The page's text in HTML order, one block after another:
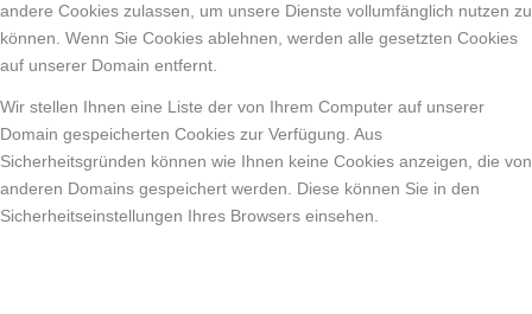
andere Cookies zulassen, um unsere Dienste vollumfänglich nutzen zu
können. Wenn Sie Cookies ablehnen, werden alle gesetzten Cookies
auf unserer Domain entfernt.
Wir stellen Ihnen eine Liste der von Ihrem Computer auf unserer
Domain gespeicherten Cookies zur Verfügung. Aus
Sicherheitsgründen können wie Ihnen keine Cookies anzeigen, die von
anderen Domains gespeichert werden. Diese können Sie in den
Sicherheitseinstellungen Ihres Browsers einsehen.